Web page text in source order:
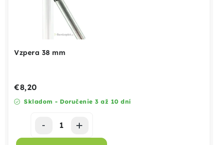
Vzpera 38 mm
Skladom - Doručenie 3 až 10 dní
€8,20